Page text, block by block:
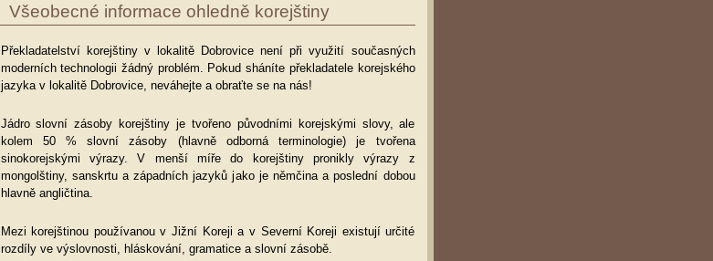
Všeobecné informace ohledně korejštiny
Překladatelství korejštiny v lokalitě Dobrovice není při využití současných
moderních technologii žádný problém. Pokud sháníte překladatele korejského
jazyka v lokalitě Dobrovice, neváhejte a obraťte se na nás!
Jádro slovní zásoby korejštiny je tvořeno původními korejskými slovy, ale
kolem 50 % slovní zásoby (hlavně odborná terminologie) je tvořena
sinokorejskými výrazy. V menší míře do korejštiny pronikly výrazy z
mongolštiny, sanskrtu a západních jazyků jako je němčina a poslední dobou
hlavně angličtina.
Mezi korejštinou používanou v Jižní Koreji a v Severní Koreji existují určité
rozdíly ve výslovnosti, hláskování, gramatice a slovní zásobě.